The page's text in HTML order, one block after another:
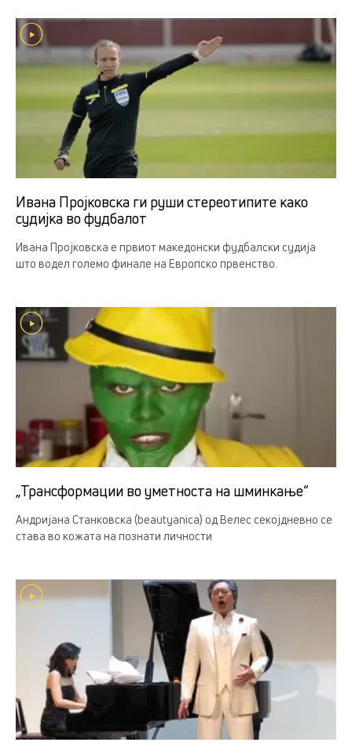
Ивана Пројковска ги руши стереотипите како
судијка во фудбалот
Ивана Пројковска е првиот македонски фудбалски судија
што водел големо финале на Европско првенство.
„Трансформации во уметноста на шминкање“
Андријана Станковска (beautyanica) од Велес секојдневно се
става во кожата на познати личности